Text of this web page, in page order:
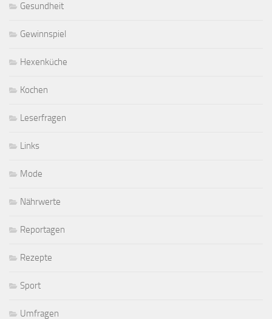
Gesundheit
Gewinnspiel
Hexenküche
Kochen
Leserfragen
Links
Mode
Nährwerte
Reportagen
Rezepte
Sport
Umfragen